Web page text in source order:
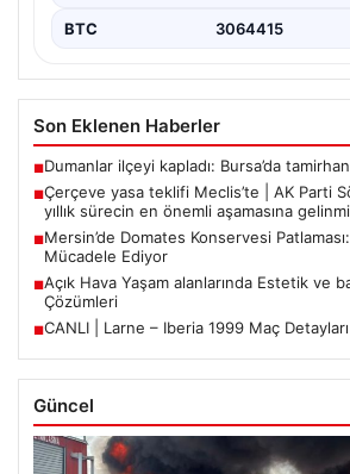
BTC 3064415
Son Eklenen Haberler
■Dumanlar ilçeyi kapladı: Bursa’da
■Çerçeve yasa teklifi Meclis’te | AK Parti
yıllık sürecin en önemli aşamasına
■Mersin’de Domates Konservesi
Mücadele Ediyor
■Açık Hava Yaşam alanlarında Estetik ve
Çözümleri
■CANLI | Larne – Iberia 1999 Maç
Güncel